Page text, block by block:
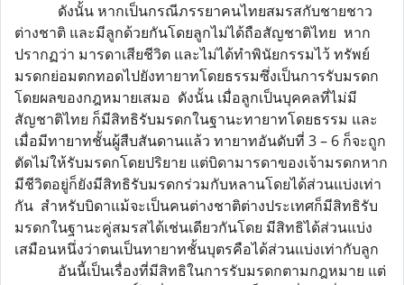
ดังนั้น หากเป็นกรณีภรรยาคนไทยสมรสกับชายชาว
ต่างชาติ และมีลูกด้วยกันโดยลูกไม่ได้ถือสัญชาติไทย หาก
ปรากฏว่า มารดาเสียชีวิต และไม่ได้ทำพินัยกรรมไว้ ทรัพย์
มรดกย่อมตกทอดไปยังทายาทโดยธรรมซึ่งเป็นการรับมรดก
โดยผลของกฎหมายเสมอ ดังนั้น เมื่อลูกเป็นบุคคลที่ไม่มี
สัญชาติไทย ก็มีสิทธิรับมรดกในฐานะทายาทโดยธรรม และ
เมื่อมีทายาทชั้นผู้สืบสันดานแล้ว ทายาทอันดับที่ 3 – 6 ก็จะถูก
ตัดไม่ให้รับมรดกโดยปริยาย แต่บิดามารดาของเจ้ามรดกหาก
มีชีวิตอยู่ก็ยังมีสิทธิรับมรดกร่วมกับหลานโดยได้ส่วนแบ่งเท่า
กัน สำหรับบิดาแม้จะเป็นคนต่างชาติต่างประเทศก็มีสิทธิรับ
มรดกในฐานะคู่สมรสได้เช่นเดียวกันโดย มีสิทธิได้ส่วนแบ่ง
เสมือนหนึ่งว่าตนเป็นทายาทชั้นบุตรคือได้ส่วนแบ่งเท่ากับลูก
อันนี้เป็นเรื่องที่มีสิทธิในการรับมรดกตามกฎหมาย แต่